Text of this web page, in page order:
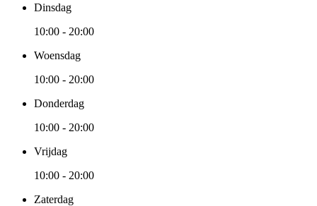
Dinsdag
10:00 - 20:00
Woensdag
10:00 - 20:00
Donderdag
10:00 - 20:00
Vrijdag
10:00 - 20:00
Zaterdag